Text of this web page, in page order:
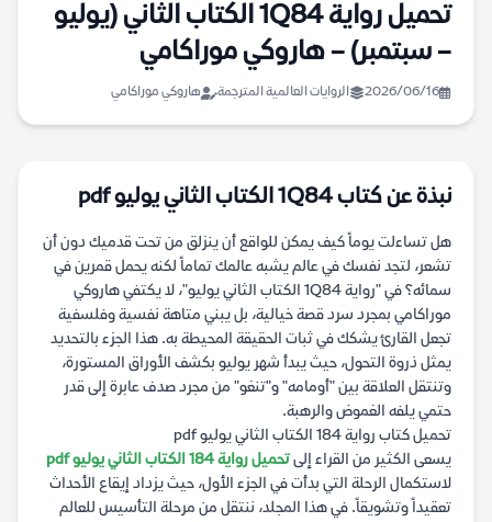
تحميل رواية 1Q84 الكتاب الثاني (يوليو
– سبتمبر) – هاروكي موراكامي
2026/06/16 الروايات العالمية المترجمة هاروكي موراكامي
نبذة عن كتاب 1Q84 الكتاب الثاني يوليو pdf
هل تساءلت يوماً كيف يمكن للواقع أن ينزلق من تحت قدميك دون أن
تشعر، لتجد نفسك في عالم يشبه عالمك تماماً لكنه يحمل قمرين في
سمائه؟ في "رواية 1Q84 الكتاب الثاني يوليو"، لا يكتفي هاروكي
موراكامي بمجرد سرد قصة خيالية، بل يبني متاهة نفسية وفلسفية
تجعل القارئ يشكك في ثبات الحقيقة المحيطة به. هذا الجزء بالتحديد
يمثل ذروة التحول، حيث يبدأ شهر يوليو بكشف الأوراق المستورة،
وتنتقل العلاقة بين "أومامه" و"تنغو" من مجرد صدف عابرة إلى قدر
حتمي يلفه الغموض والرهبة.
تحميل كتاب رواية 184 الكتاب الثاني يوليو pdf
يسعى الكثير من القراء إلىتحميل رواية 184 الكتاب الثاني يوليو pdf
لاستكمال الرحلة التي بدأت في الجزء الأول، حيث يزداد إيقاع الأحداث
تعقيداً وتشويقاً. في هذا المجلد، ننتقل من مرحلة التأسيس للعالم